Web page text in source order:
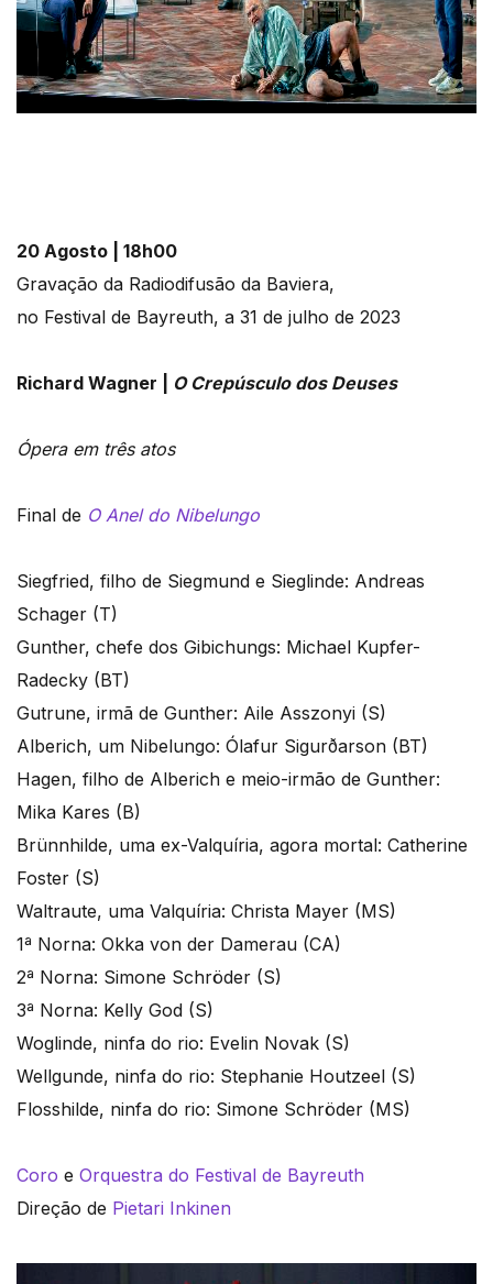
20 Agosto | 18h00
Gravação da Radiodifusão da Baviera,
no Festival de Bayreuth, a 31 de julho de 2023
Richard Wagner | O Crepúsculo dos Deuses
Ópera em três atos
Final de O Anel do Nibelungo
Siegfried, filho de Siegmund e Sieglinde: Andreas
Schager (T)
Gunther, chefe dos Gibichungs: Michael Kupfer-
Radecky (BT)
Gutrune, irmã de Gunther: Aile Asszonyi (S)
Alberich, um Nibelungo: Ólafur Sigurðarson (BT)
Hagen, filho de Alberich e meio-irmão de Gunther:
Mika Kares (B)
Brünnhilde, uma ex-Valquíria, agora mortal: Catherine
Foster (S)
Waltraute, uma Valquíria: Christa Mayer (MS)
1ª Norna: Okka von der Damerau (CA)
2ª Norna: Simone Schröder (S)
3ª Norna: Kelly God (S)
Woglinde, ninfa do rio: Evelin Novak (S)
Wellgunde, ninfa do rio: Stephanie Houtzeel (S)
Flosshilde, ninfa do rio: Simone Schröder (MS)
Coro e Orquestra do Festival de Bayreuth
Direção de Pietari Inkinen